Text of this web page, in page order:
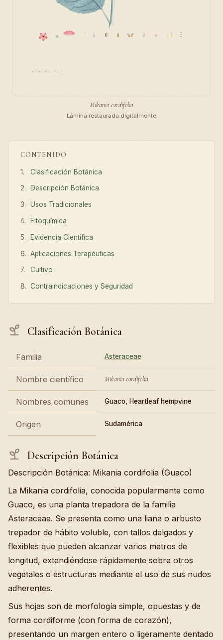
CONTENIDO
Clasificación Botánica
Descripción Botánica
Usos Tradicionales
Fitoquímica
Evidencia Científica
Aplicaciones Terapéuticas
Cultivo
Contraindicaciones y Seguridad
Clasificación Botánica
Familia Asteraceae
Nombre científico Mikania cordifolia
Nombres comunes Guaco, Heartleaf hempvine
Origen Sudamérica
Descripción Botánica
Descripción Botánica: Mikania cordifolia (Guaco)
La Mikania cordifolia, conocida popularmente como
Guaco, es una planta trepadora de la familia
Asteraceae. Se presenta como una liana o arbusto
trepador de hábito voluble, con tallos delgados y
flexibles que pueden alcanzar varios metros de
longitud, extendiéndose rápidamente sobre otros
vegetales o estructuras mediante el uso de sus nudos
adherentes.
Sus hojas son de morfología simple, opuestas y de
forma cordiforme (con forma de corazón),
presentando un margen entero o ligeramente dentado
Mikania cordifolia
Lámina restaurada digitalmente